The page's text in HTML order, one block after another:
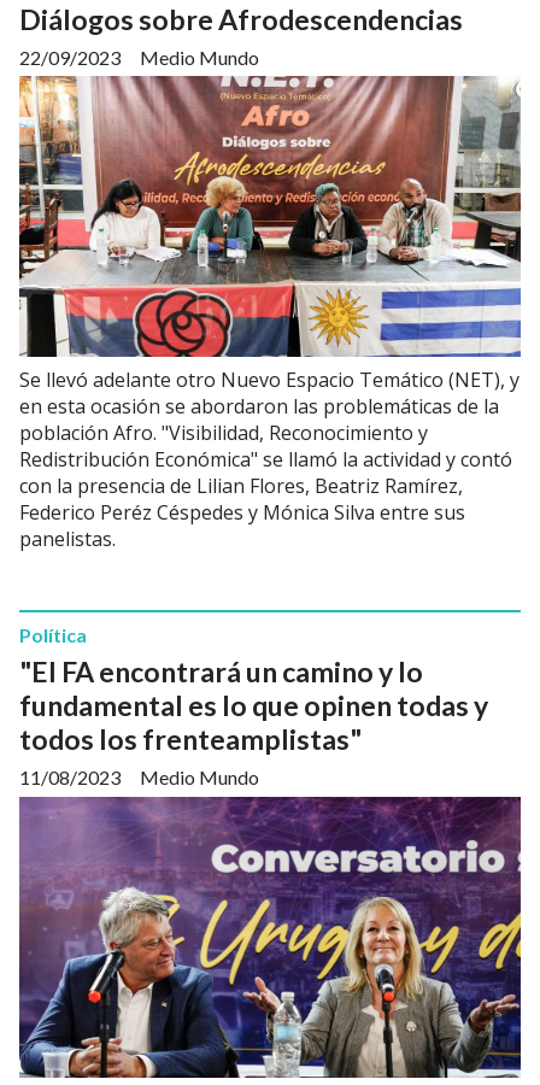
Diálogos sobre Afrodescendencias
Medio Mundo
22/09/2023
Se llevó adelante otro Nuevo Espacio Temático (NET), y
en esta ocasión se abordaron las problemáticas de la
población Afro. "Visibilidad, Reconocimiento y
Redistribución Económica" se llamó la actividad y contó
con la presencia de Lilian Flores, Beatriz Ramírez,
Federico Peréz Céspedes y Mónica Silva entre sus
panelistas.
"El FA encontrará un camino y lo
fundamental es lo que opinen todas y
todos los frenteamplistas"
Medio Mundo
Política
11/08/2023